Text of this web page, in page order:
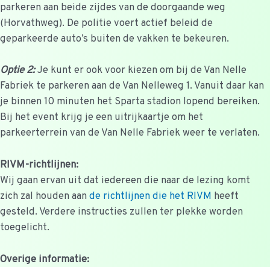
parkeren aan beide zijdes van de doorgaande weg
(Horvathweg). De politie voert actief beleid de
geparkeerde auto’s buiten de vakken te bekeuren.
Optie 2:Je kunt er ook voor kiezen om bij de Van Nelle
Fabriek te parkeren aan de Van Nelleweg 1. Vanuit daar kan
je binnen 10 minuten het Sparta stadion lopend bereiken.
Bij het event krijg je een uitrijkaartje om het
parkeerterrein van de Van Nelle Fabriek weer te verlaten.
RIVM-richtlijnen:
Wij gaan ervan uit dat iedereen die naar de lezing komt
zich zal houden aande richtlijnen die het RIVM heeft
gesteld. Verdere instructies zullen ter plekke worden
toegelicht.
Overige informatie: